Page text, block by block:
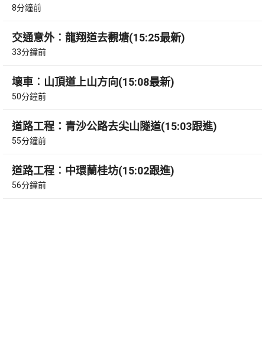
8分鐘前
交通意外︰龍翔道去觀塘(15:25最新)
33分鐘前
壞車︰山頂道上山方向(15:08最新)
50分鐘前
道路工程：青沙公路去尖山隧道(15:03跟進)
55分鐘前
道路工程︰中環蘭桂坊(15:02跟進)
56分鐘前